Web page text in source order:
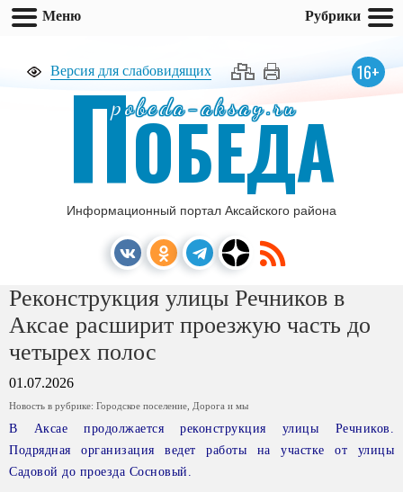
Версия для слабовидящих 16+
pobeda-aksay.ru
ПОБЕДА
Информационный портал Аксайского района
Реконструкция улицы Речников в
Аксае расширит проезжую часть до
четырех полос
01.07.2026
Новость в рубрике: Городское поселение Дорога и мы
В Аксае продолжается реконструкция улицы Речников.
Подрядная организация ведет работы на участке от улицы
Садовой до проезда Сосновый.
Меню Рубрики